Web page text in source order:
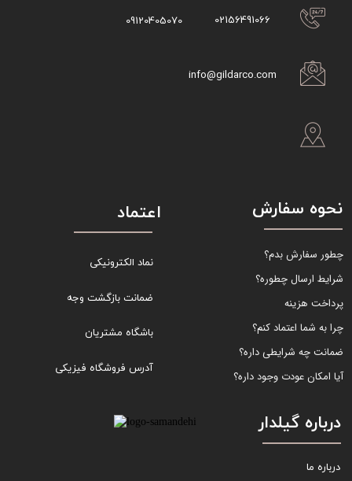
02156491066
09120405070
info@gildarco.com
نحوه سفارش
چطور سفارش بدم؟
شرایط ارسال چطوره؟
پرداخت هزینه
چرا به شما اعتماد کنم؟
ضمانت چه شرایطی داره؟
آیا امکان عودت وجود داره؟
اعتماد
نماد الکترونیکی
ضمانت بازگشت وجه
باشگاه مشتریان
آدرس فروشگاه فیزیکی
درباره گیلدار
درباره ما